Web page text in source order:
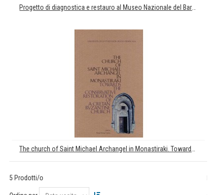
5 Prodotti/o